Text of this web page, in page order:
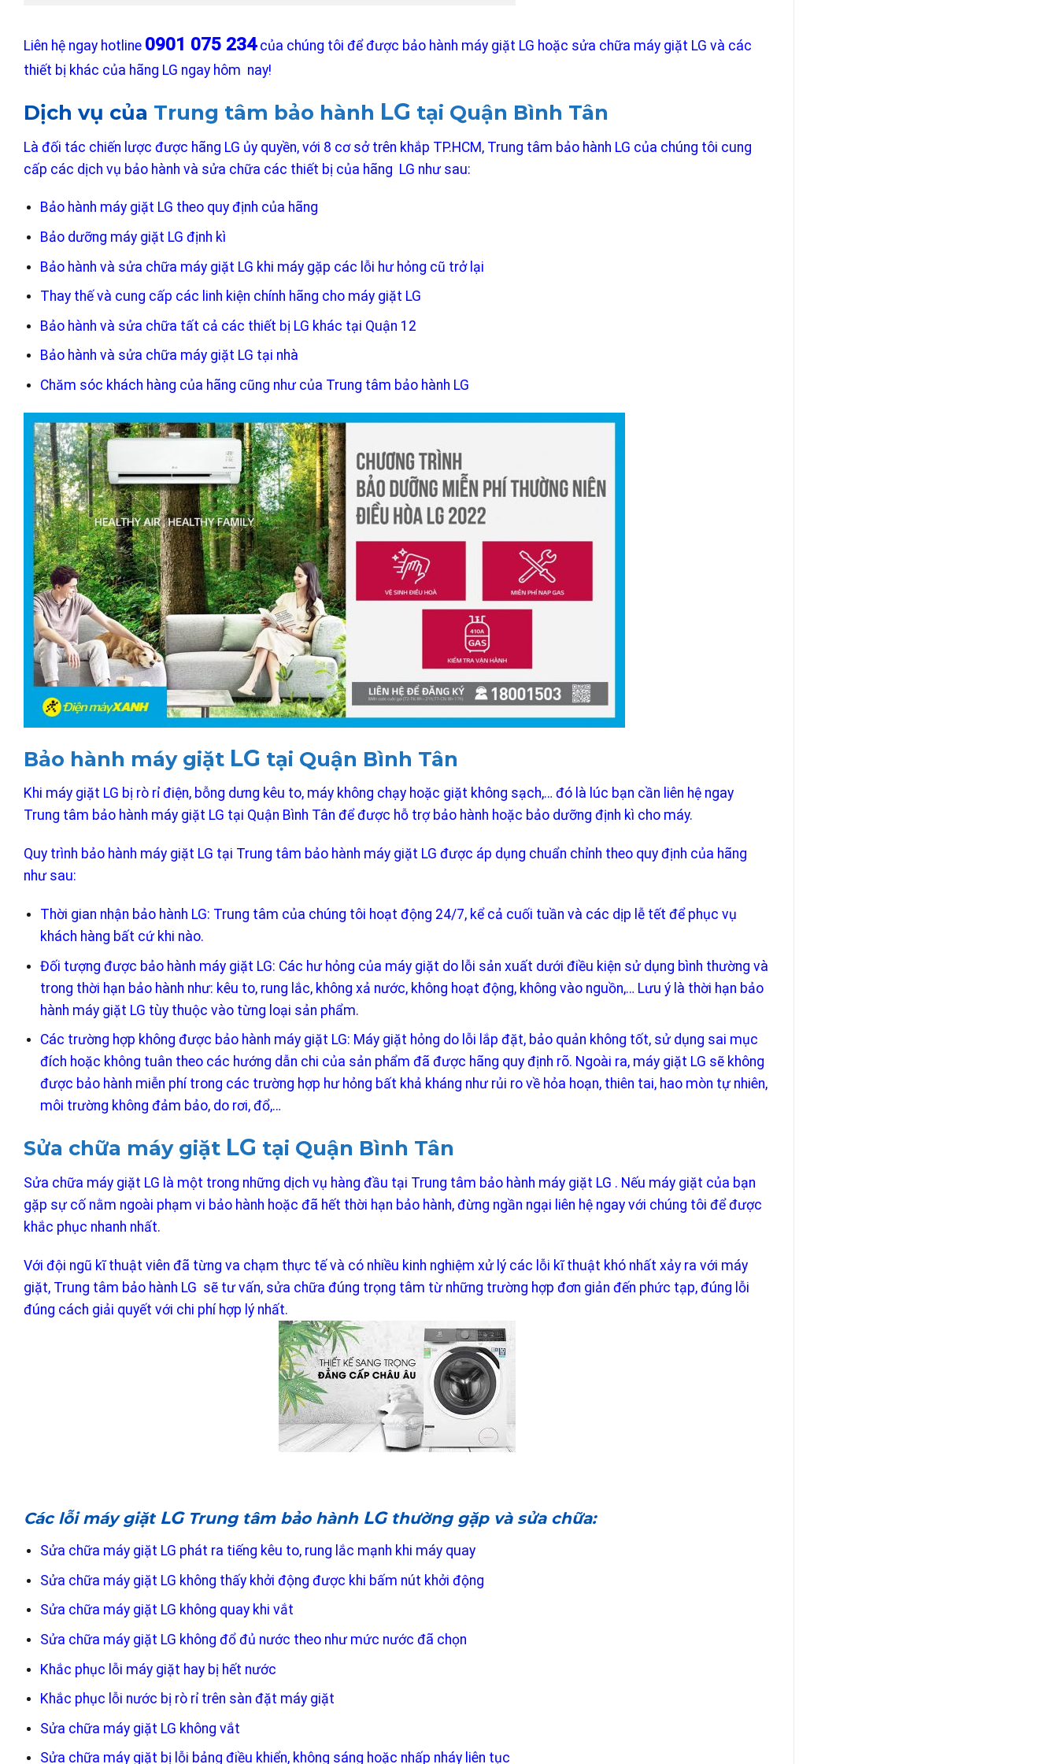
Liên hệ ngay hotline 0901 075 234của chúng tôi để được bảo hành máy giặt LG hoặc sửa chữa máy giặt LG và các
thiết bị khác của hãng LG ngay hôm nay!
Dịch vụ của Trung tâm bảo hành LG tại Quận Bình Tân
Là đối tác chiến lược được hãng LG ủy quyền, với 8 cơ sở trên khắp TP.HCM, Trung tâm bảo hành LG của chúng tôi cung
cấp các dịch vụ bảo hành và sửa chữa các thiết bị của hãng LG như sau:
Bảo hành máy giặt LG theo quy định của hãng
Bảo dưỡng máy giặt LG định kì
Bảo hành và sửa chữa máy giặt LG khi máy gặp các lỗi hư hỏng cũ trở lại
Thay thế và cung cấp các linh kiện chính hãng cho máy giặt LG
Bảo hành và sửa chữa tất cả các thiết bị LG khác tại Quận 12
Bảo hành và sửa chữa máy giặt LG tại nhà
Chăm sóc khách hàng của hãng cũng như của Trung tâm bảo hành LG
Bảo hành máy giặt LG tại Quận Bình Tân
Khi máy giặt LG bị rò rỉ điện, bỗng dưng kêu to, máy không chạy hoặc giặt không sạch,… đó là lúc bạn cần liên hệ ngay
Trung tâm bảo hành máy giặt LG tại Quận Bình Tân để được hỗ trợ bảo hành hoặc bảo dưỡng định kì cho máy.
Quy trình bảo hành máy giặt LG tại Trung tâm bảo hành máy giặt LG được áp dụng chuẩn chỉnh theo quy định của hãng
như sau:
Thời gian nhận bảo hành LG: Trung tâm của chúng tôi hoạt động 24/7, kể cả cuối tuần và các dịp lễ tết để phục vụ
khách hàng bất cứ khi nào.
Đối tượng được bảo hành máy giặt LG: Các hư hỏng của máy giặt do lỗi sản xuất dưới điều kiện sử dụng bình thường và
trong thời hạn bảo hành như: kêu to, rung lắc, không xả nước, không hoạt động, không vào nguồn,… Lưu ý là thời hạn bảo
hành máy giặt LG tùy thuộc vào từng loại sản phẩm.
Các trường hợp không được bảo hành máy giặt LG: Máy giặt hỏng do lỗi lắp đặt, bảo quản không tốt, sử dụng sai mục
đích hoặc không tuân theo các hướng dẫn chi của sản phẩm đã được hãng quy định rõ. Ngoài ra, máy giặt LG sẽ không
được bảo hành miễn phí trong các trường hợp hư hỏng bất khả kháng như rủi ro về hỏa hoạn, thiên tai, hao mòn tự nhiên,
môi trường không đảm bảo, do rơi, đổ,…
Sửa chữa máy giặt LG tại Quận Bình Tân
Sửa chữa máy giặt LG là một trong những dịch vụ hàng đầu tại Trung tâm bảo hành máy giặt LG . Nếu máy giặt của bạn
gặp sự cố nằm ngoài phạm vi bảo hành hoặc đã hết thời hạn bảo hành, đừng ngần ngại liên hệ ngay với chúng tôi để được
khắc phục nhanh nhất.
Với đội ngũ kĩ thuật viên đã từng va chạm thực tế và có nhiều kinh nghiệm xử lý các lỗi kĩ thuật khó nhất xảy ra với máy
giặt, Trung tâm bảo hành LG sẽ tư vấn, sửa chữa đúng trọng tâm từ những trường hợp đơn giản đến phức tạp, đúng lỗi
đúng cách giải quyết với chi phí hợp lý nhất.
Các lỗi máy giặt LGTrung tâm bảo hành LGthường gặp và sửa chữa:
Sửa chữa máy giặt LG phát ra tiếng kêu to, rung lắc mạnh khi máy quay
Sửa chữa máy giặt LG không thấy khởi động được khi bấm nút khởi động
Sửa chữa máy giặt LG không quay khi vắt
Sửa chữa máy giặt LG không đổ đủ nước theo như mức nước đã chọn
Khắc phục lỗi máy giặt hay bị hết nước
Khắc phục lỗi nước bị rò rỉ trên sàn đặt máy giặt
Sửa chữa máy giặt LG không vắt
Sửa chữa máy giặt bị lỗi bảng điều khiển, không sáng hoặc nhấp nháy liên tục